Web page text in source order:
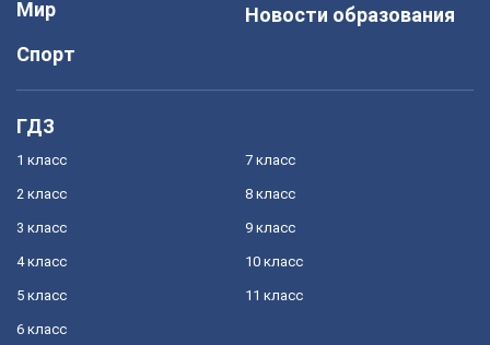
Мир
Спорт
Новости образования
ГДЗ
1 класс
2 класс
3 класс
4 класс
5 класс
6 класс
7 класс
8 класс
9 класс
10 класс
11 класс